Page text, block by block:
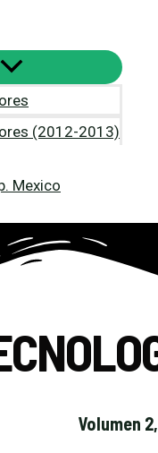
(2012-2013)
Mexico
Volumen